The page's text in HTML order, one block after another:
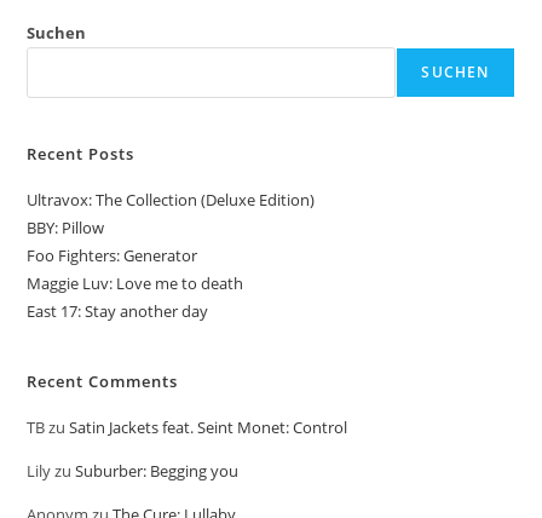
Suchen
SUCHEN
Recent Posts
Ultravox: The Collection (Deluxe Edition)
BBY: Pillow
Foo Fighters: Generator
Maggie Luv: Love me to death
East 17: Stay another day
Recent Comments
TBzuSatin Jackets feat. Seint Monet: Control
LilyzuSuburber: Begging you